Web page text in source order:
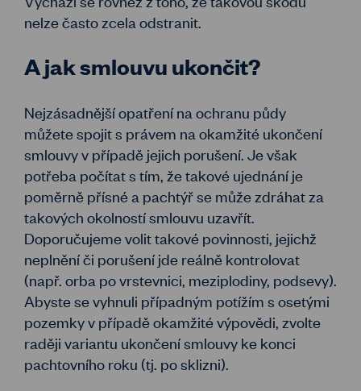
nelze často zcela odstranit.
A jak smlouvu ukončit?
Nejzásadnější opatření na ochranu půdy
můžete spojit s právem na okamžité ukončení
smlouvy v případě jejich porušení. Je však
potřeba počítat s tím, že takové ujednání je
poměrně přísné a pachtýř se může zdráhat za
takových okolností smlouvu uzavřít.
Doporučujeme volit takové povinnosti, jejichž
neplnění či porušení jde reálně kontrolovat
(např. orba po vrstevnici, meziplodiny, podsevy).
Abyste se vyhnuli případným potížím s osetými
pozemky v případě okamžité výpovědi, zvolte
raději variantu ukončení smlouvy ke konci
pachtovního roku (tj. po sklizni).